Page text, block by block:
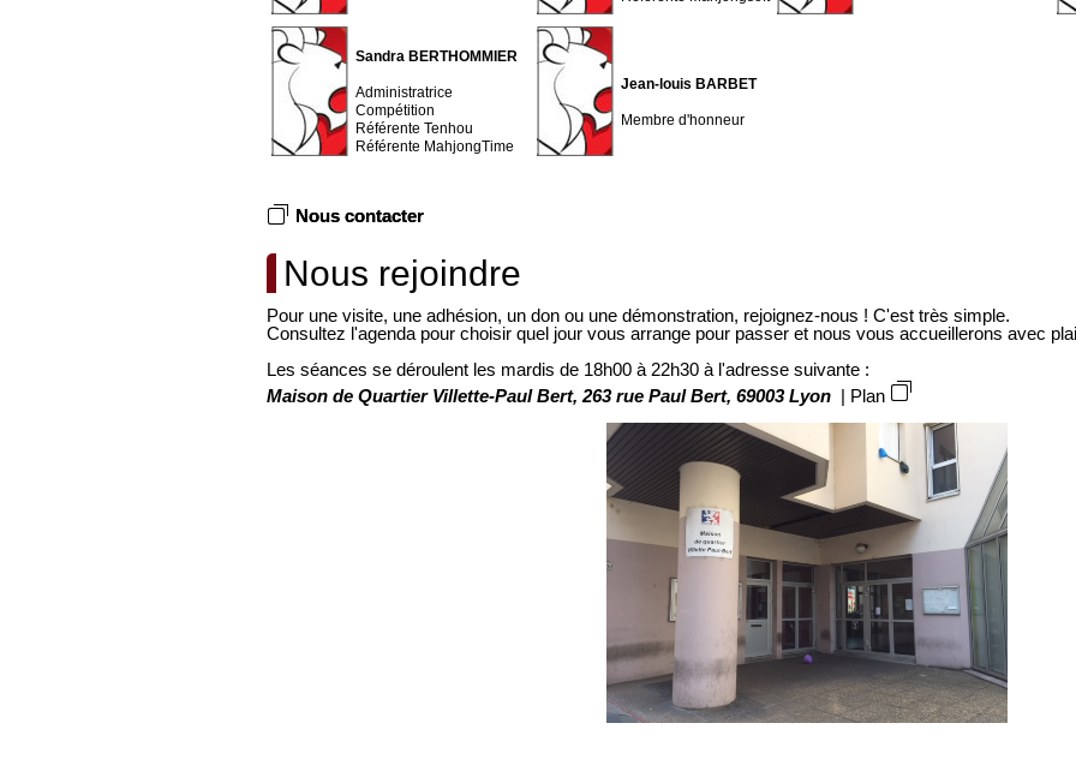
Sandra BERTHOMMIER
Administratrice
Compétition
Référente Tenhou
Référente MahjongTime
Jean-louis BARBET
Membre d'honneur
Nous contacter
Nous rejoindre
Pour une visite, une adhésion, un don ou une démonstration, rejoignez-nous ! C'est très simple.
Consultez l'agenda pour choisir quel jour vous arrange pour passer et nous vous accueillerons avec
Les séances se déroulent les mardis de 18h00 à 22h30 à l'adresse suivante :
Maison de Quartier Villette-Paul Bert, 263 rue Paul Bert, 69003 Lyon | Plan